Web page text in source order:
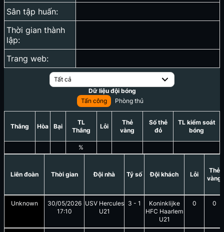
Sân tập huấn:
Thời gian thành
lập:
Trang web:
Tất cả
Dữ liệu đội bóng
Tấn công
Phòng thủ
Thắng Hòa Bại
TL
Thắng
%
Lỗi
Thẻ
vàng
Số thẻ
đỏ
TL kiểm soát
bóng
Liên đoàn Thời gian Đội nhà Tỷ số Đội khách Lỗi
Thẻ
vàng
Unknown
30/05/2026
17:10
USV Hercules
U21
3 - 1
Koninklijke
HFC Haarlem
U21
0 0